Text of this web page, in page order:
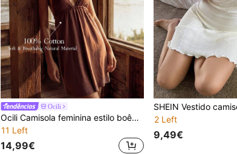
Ocili
Ocili Camisola feminina estilo boêmio com barra franzida contrastante, ideal para dormir.
11 Left
14,99€
2 Left
9,49€